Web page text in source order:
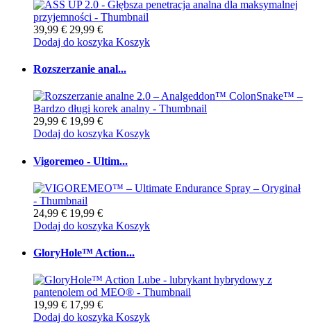
39,99 € 29,99 €
Dodaj do koszyka Koszyk
Rozszerzanie anal...
29,99 € 19,99 €
Dodaj do koszyka Koszyk
Vigoremeo - Ultim...
24,99 € 19,99 €
Dodaj do koszyka Koszyk
GloryHole™ Action...
19,99 € 17,99 €
Dodaj do koszyka Koszyk